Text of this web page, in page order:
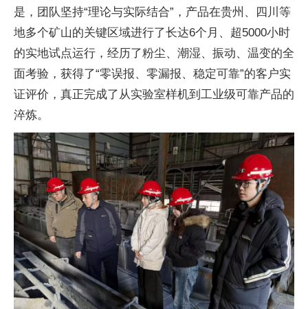
是，团队坚持“理论与实际结合”，产品在贵州、四川等
地多个矿山的关键区域进行了长达6个月、超5000小时
的实地试点运行，经历了粉尘、潮湿、振动、温变的全
面考验，获得了“零误报、零漏报、稳定可靠”的客户实
证评价，真正完成了从实验室样机到工业级可靠产品的
淬炼。